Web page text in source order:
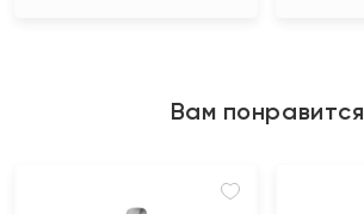
Вам понравится